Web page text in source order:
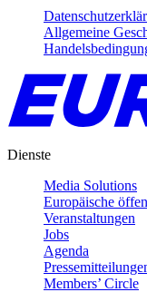
Allgemeine
Dienste
Media Solutions
Europäische
Veranstaltungen
Jobs
Agenda
Members’ Circle